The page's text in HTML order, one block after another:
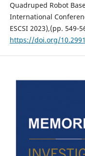
Quadruped Robot
International
ESCSI 2023),(pp. 549-
https://doi.org/